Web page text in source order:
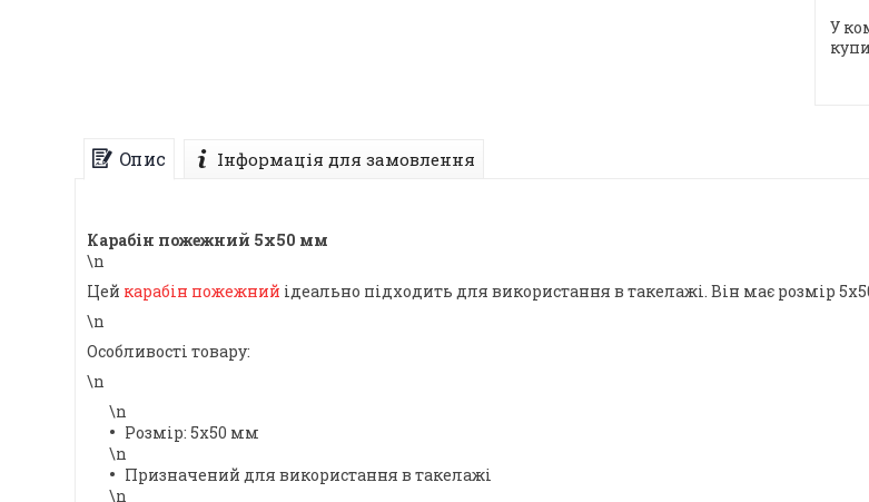
У
Опис Інформація для замовлення
Карабін пожежний 5х50 мм
\n
Цей карабін пожежний ідеально підходить для використання в такелажі. Він має розмір
\n
Особливості товару:
\n
\n
Розмір: 5х50 мм
\n
Призначений для використання в такелажі
\n